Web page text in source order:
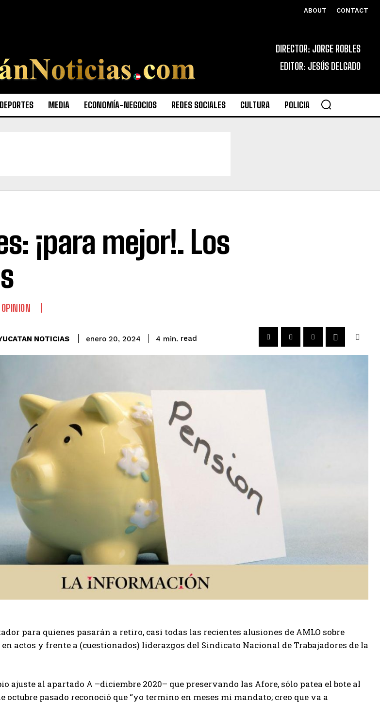
ABOUT CONTACT
DIRECTOR: JORGE ROBLES
EDITOR: JESÚS DELGADO
DEPORTES MEDIA ECONOMÍA-NEGOCIOS REDES SOCIALES CULTURA POLICIA
¡para mejor!. Los
OPINION
NOTICIAS enero 20, 2024 4 min. read
para quienes pasarán a retiro, casi todas las recientes alusiones de AMLO sobre
actos y frente a (cuestionados) liderazgos del Sindicato Nacional de Trabajadores de la
ajuste al apartado A –diciembre 2020– que preservando las Afore, sólo patea el bote al
octubre pasado reconoció que “yo termino en meses mi mandato; creo que va a